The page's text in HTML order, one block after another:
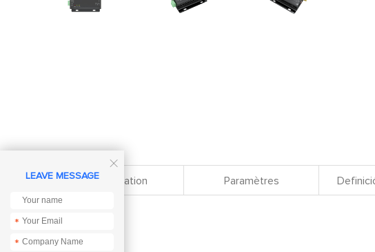
Spécification Paramètres

LEAVE MESSAGE
*
*